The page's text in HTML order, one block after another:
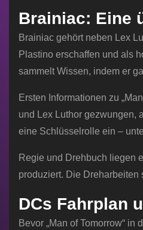
Brainiac: Eine
Brainiac gehört neben Lex
Plastino erschaffen und als
sammelt Wissen, indem er
Ersten Informationen zu
und Lex Luthor gezwungen,
eine Schlüsselrolle ein –
Regie und Drehbuch liegen
produziert. Die
DCs Fahrplan
Bevor „Man of Tomorrow“